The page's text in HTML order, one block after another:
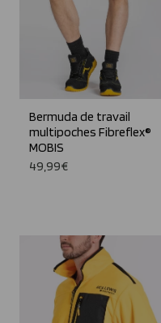
Bermuda de travail
multipoches Fibreflex®
MOBIS
49,99€